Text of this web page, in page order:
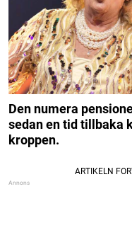
Den numera
sedan en tid tillbaka
kroppen.